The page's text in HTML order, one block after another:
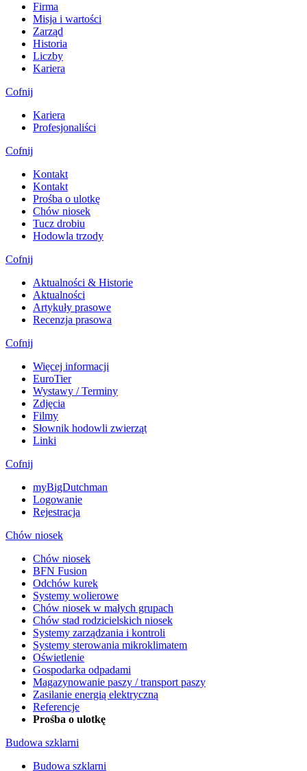
Firma
Misja i wartości
Zarząd
Historia
Liczby
Kariera
Cofnij
Kariera
Profesjonaliści
Cofnij
Kontakt
Kontakt
Prośba o ulotkę
Chów niosek
Tucz drobiu
Hodowla trzody
Cofnij
Aktualności & Historie
Aktualności
Artykuły prasowe
Recenzja prasowa
Cofnij
Więcej informacji
EuroTier
Wystawy / Terminy
Zdjęcia
Filmy
Słownik hodowli zwierząt
Linki
Cofnij
myBigDutchman
Logowanie
Rejestracja
Chów niosek
Chów niosek
BFN Fusion
Odchów kurek
Systemy wolierowe
Chów niosek w małych grupach
Chów stad rodzicielskich niosek
Systemy zarządzania i kontroli
Systemy sterowania mikroklimatem
Oświetlenie
Gospodarka odpadami
Magazynowanie paszy / transport paszy
Zasilanie energią elektryczną
Referencje
Prośba o ulotkę
Budowa szklarni
Budowa szklarni